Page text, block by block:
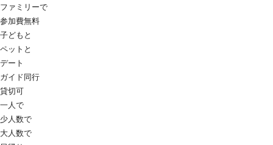
ファミリーで
参加費無料
子どもと
ペットと
デート
ガイド同行
貸切可
一人で
少人数で
大人数で